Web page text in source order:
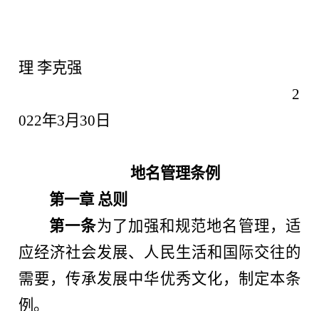
理 李克强
2
022年3月30日
地名管理条例
第一章 总则
第一条为了加强和规范地名管理，适
应经济社会发展、人民生活和国际交往的
需要，传承发展中华优秀文化，制定本条
例。